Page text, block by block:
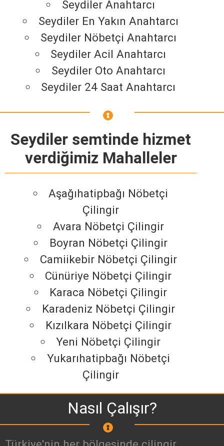
Seydiler Anahtarcı
Seydiler En Yakın Anahtarcı
Seydiler Nöbetçi Anahtarcı
Seydiler Acil Anahtarcı
Seydiler Oto Anahtarcı
Seydiler 24 Saat Anahtarcı
Seydiler semtinde hizmet
verdiğimiz Mahalleler
Aşağıhatipbağı Nöbetçi
Çilingir
Avara Nöbetçi Çilingir
Boyran Nöbetçi Çilingir
Camiikebir Nöbetçi Çilingir
Cünüriye Nöbetçi Çilingir
Karaca Nöbetçi Çilingir
Karadeniz Nöbetçi Çilingir
Kızılkara Nöbetçi Çilingir
Yeni Nöbetçi Çilingir
Yukarıhatipbağı Nöbetçi
Çilingir
Nasıl Çalışır?